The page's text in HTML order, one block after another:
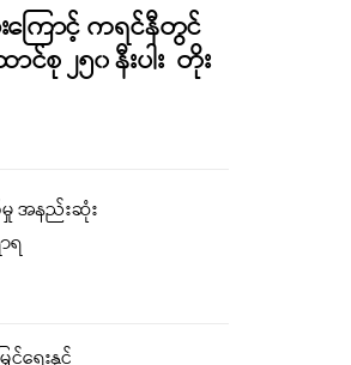
ကြောင့် ကရင်နီတွင်
စု ၂၅၀ နီးပါး တိုး
အနည်းဆုံး
ရ